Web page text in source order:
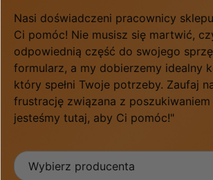
Nasi doświadczeni pracownicy
Ci pomóc! Nie musisz się martwić,
odpowiednią część do swojego
formularz, a my dobierzemy idealny
który spełni Twoje potrzeby. Zaufaj
frustrację związana z
jesteśmy tutaj, aby Ci pomóc!"
Wybierz producenta